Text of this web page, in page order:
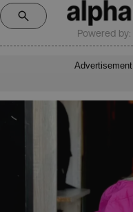
Powered by:
Advertisement